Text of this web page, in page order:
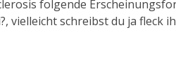
folgende
schreibst du ja fleck